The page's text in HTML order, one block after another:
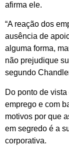
afirma ele.
“A reação dos
ausência de
alguma forma,
não prejudique
segundo
Do ponto de
emprego e com
motivos por que
em segredo é a
corporativa.